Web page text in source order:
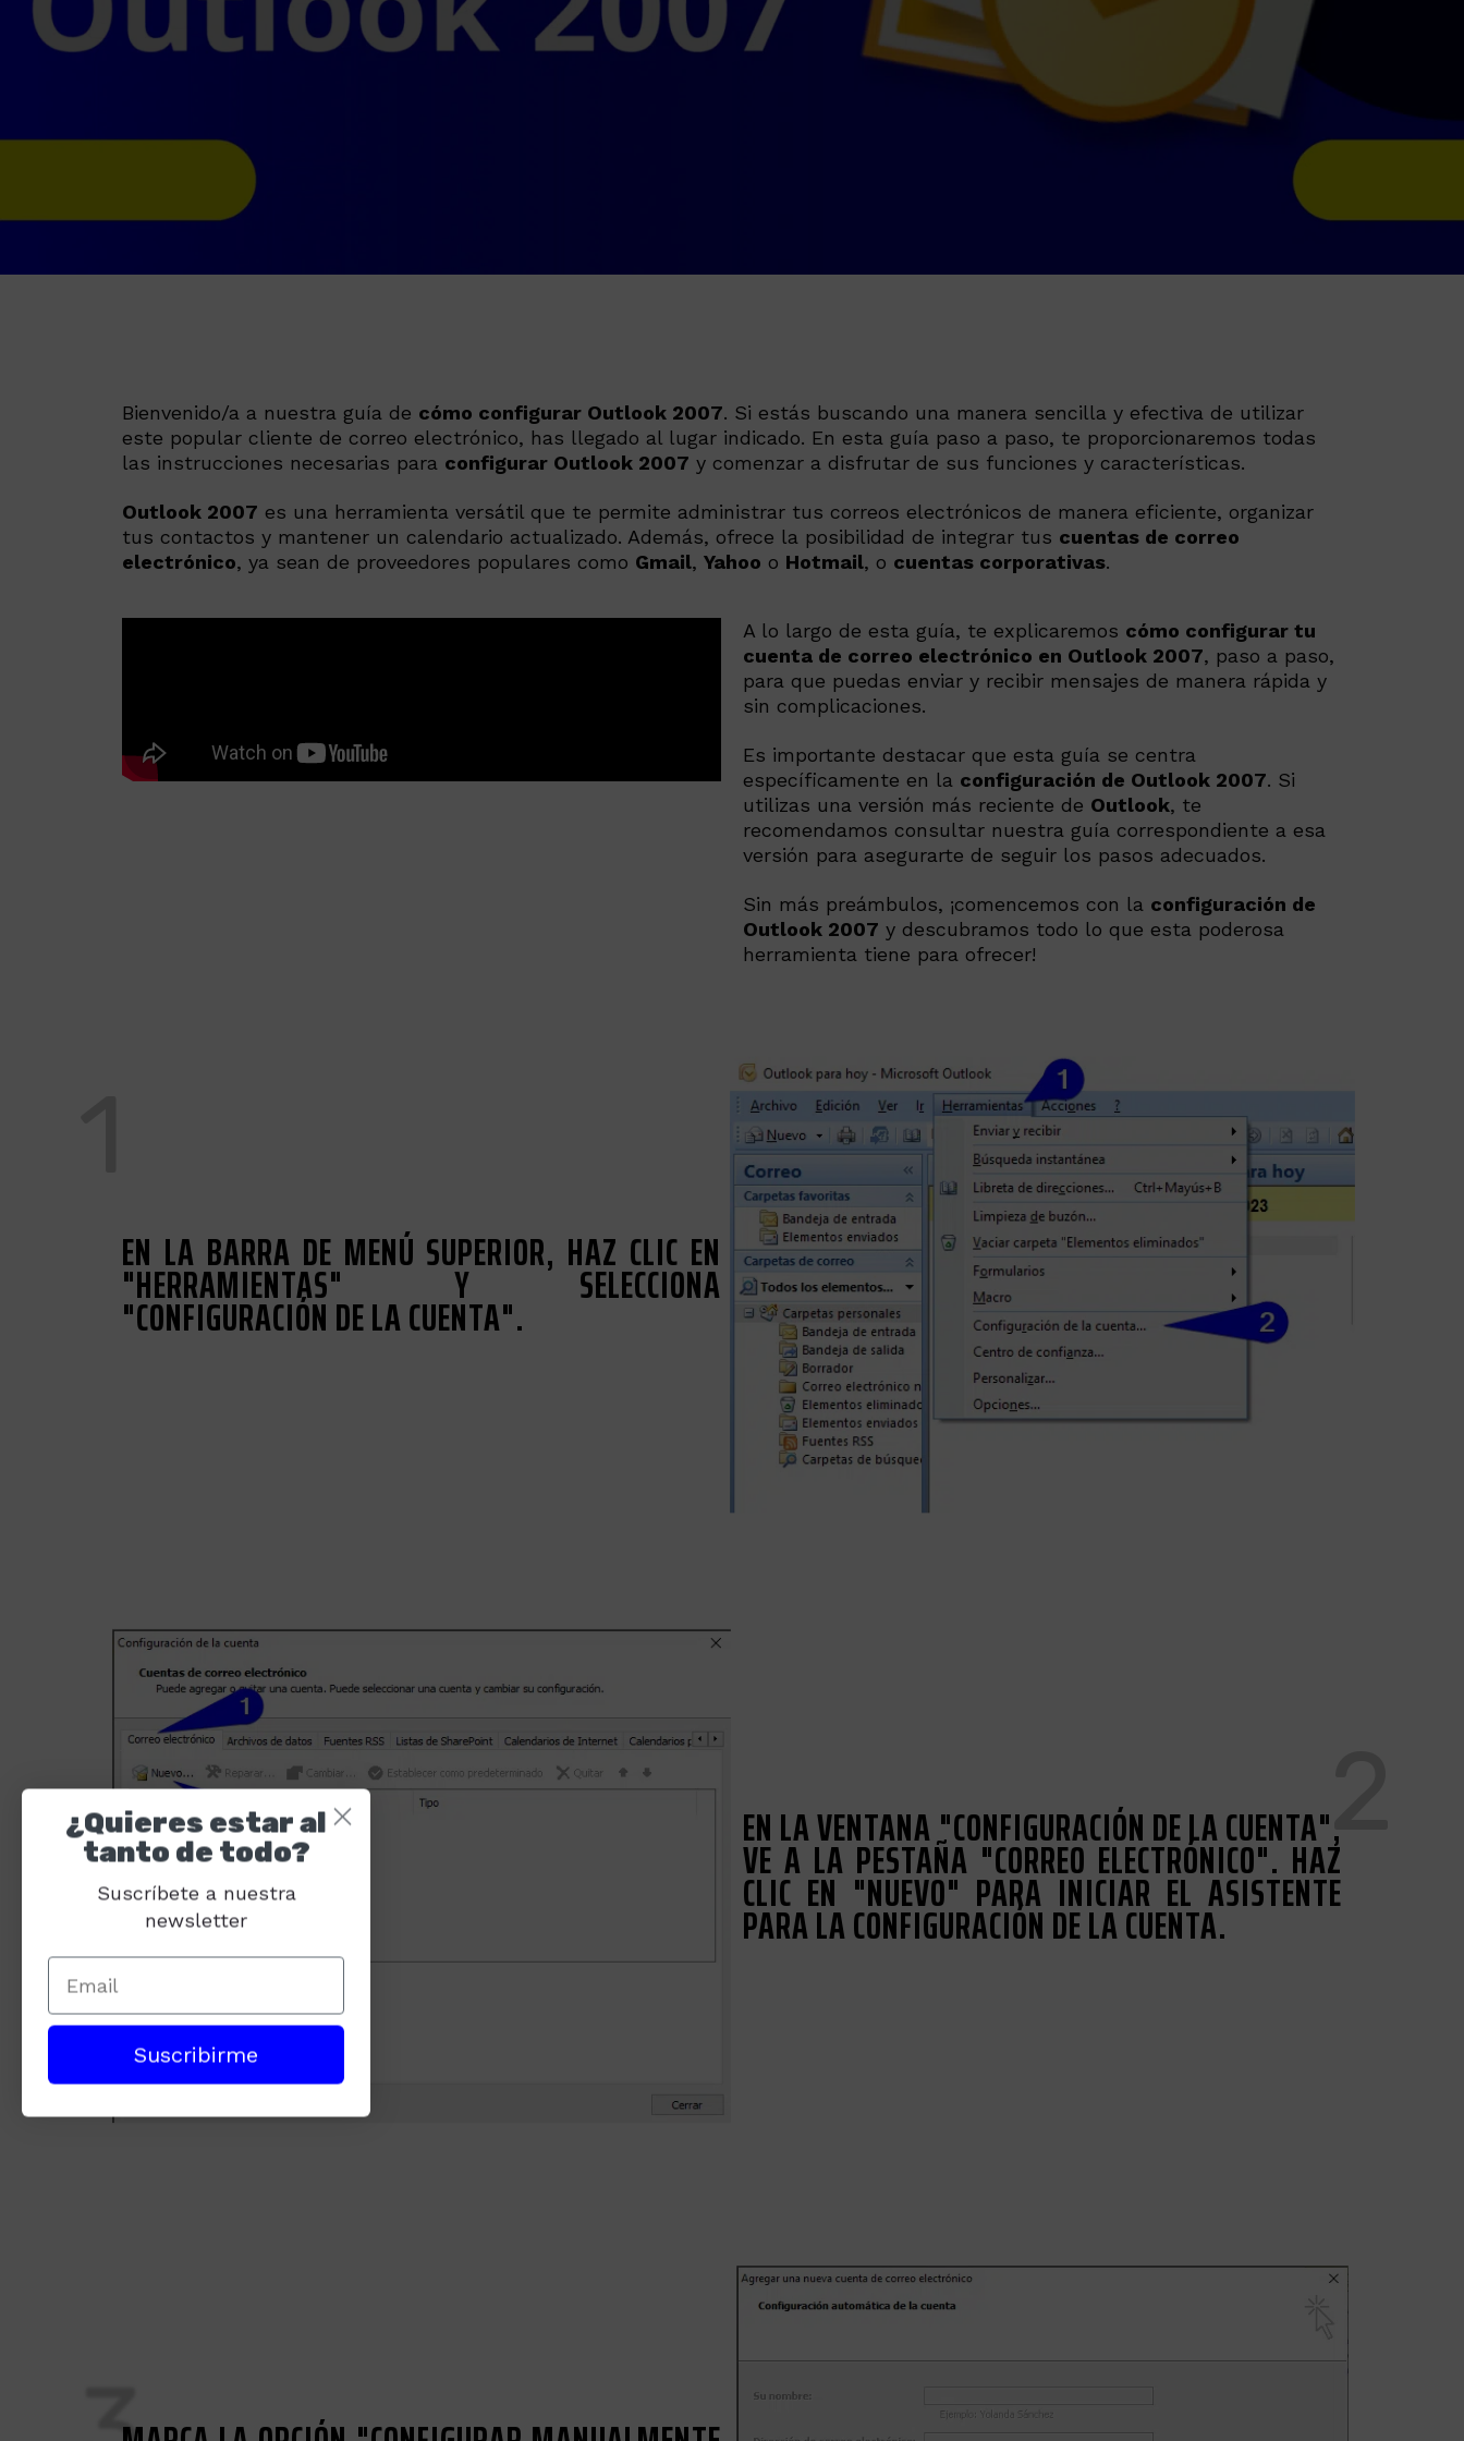
Bienvenido/a a nuestra guía de cómo configurar Outlook 2007. Si estás buscando una manera sencilla y efectiva de utilizar
este popular cliente de correo electrónico, has llegado al lugar indicado. En esta guía paso a paso, te proporcionaremos todas
las instrucciones necesarias para configurar Outlook 2007 y comenzar a disfrutar de sus funciones y características.
Outlook 2007 es una herramienta versátil que te permite administrar tus correos electrónicos de manera eficiente, organizar
tus contactos y mantener un calendario actualizado. Además, ofrece la posibilidad de integrar tus cuentas de correo
electrónico, ya sean de proveedores populares como Gmail, Yahoo o Hotmail, o cuentas corporativas.
A lo largo de esta guía, te explicaremos cómo configurar tu
cuenta de correo electrónico en Outlook 2007, paso a paso,
para que puedas enviar y recibir mensajes de manera rápida y
sin complicaciones.
Es importante destacar que esta guía se centra
específicamente en la configuración de Outlook 2007. Si
utilizas una versión más reciente de Outlook, te
recomendamos consultar nuestra guía correspondiente a esa
versión para asegurarte de seguir los pasos adecuados.
Sin más preámbulos, ¡comencemos con la configuración de
Outlook 2007 y descubramos todo lo que esta poderosa
herramienta tiene para ofrecer!
EN LA BARRA DE MENÚ SUPERIOR, HAZ CLIC EN
"HERRAMIENTAS" Y SELECCIONA
"CONFIGURACIÓN DE LA CUENTA".
EN LA VENTANA "CONFIGURACIÓN DE LA CUENTA",
VE A LA PESTAÑA "CORREO ELECTRÓNICO". HAZ
CLIC EN "NUEVO" PARA INICIAR EL ASISTENTE
PARA LA CONFIGURACIÓN DE LA CUENTA.
¿Quieres estar al
tanto de todo?
Suscríbete a nuestra
newsletter
Suscribirme